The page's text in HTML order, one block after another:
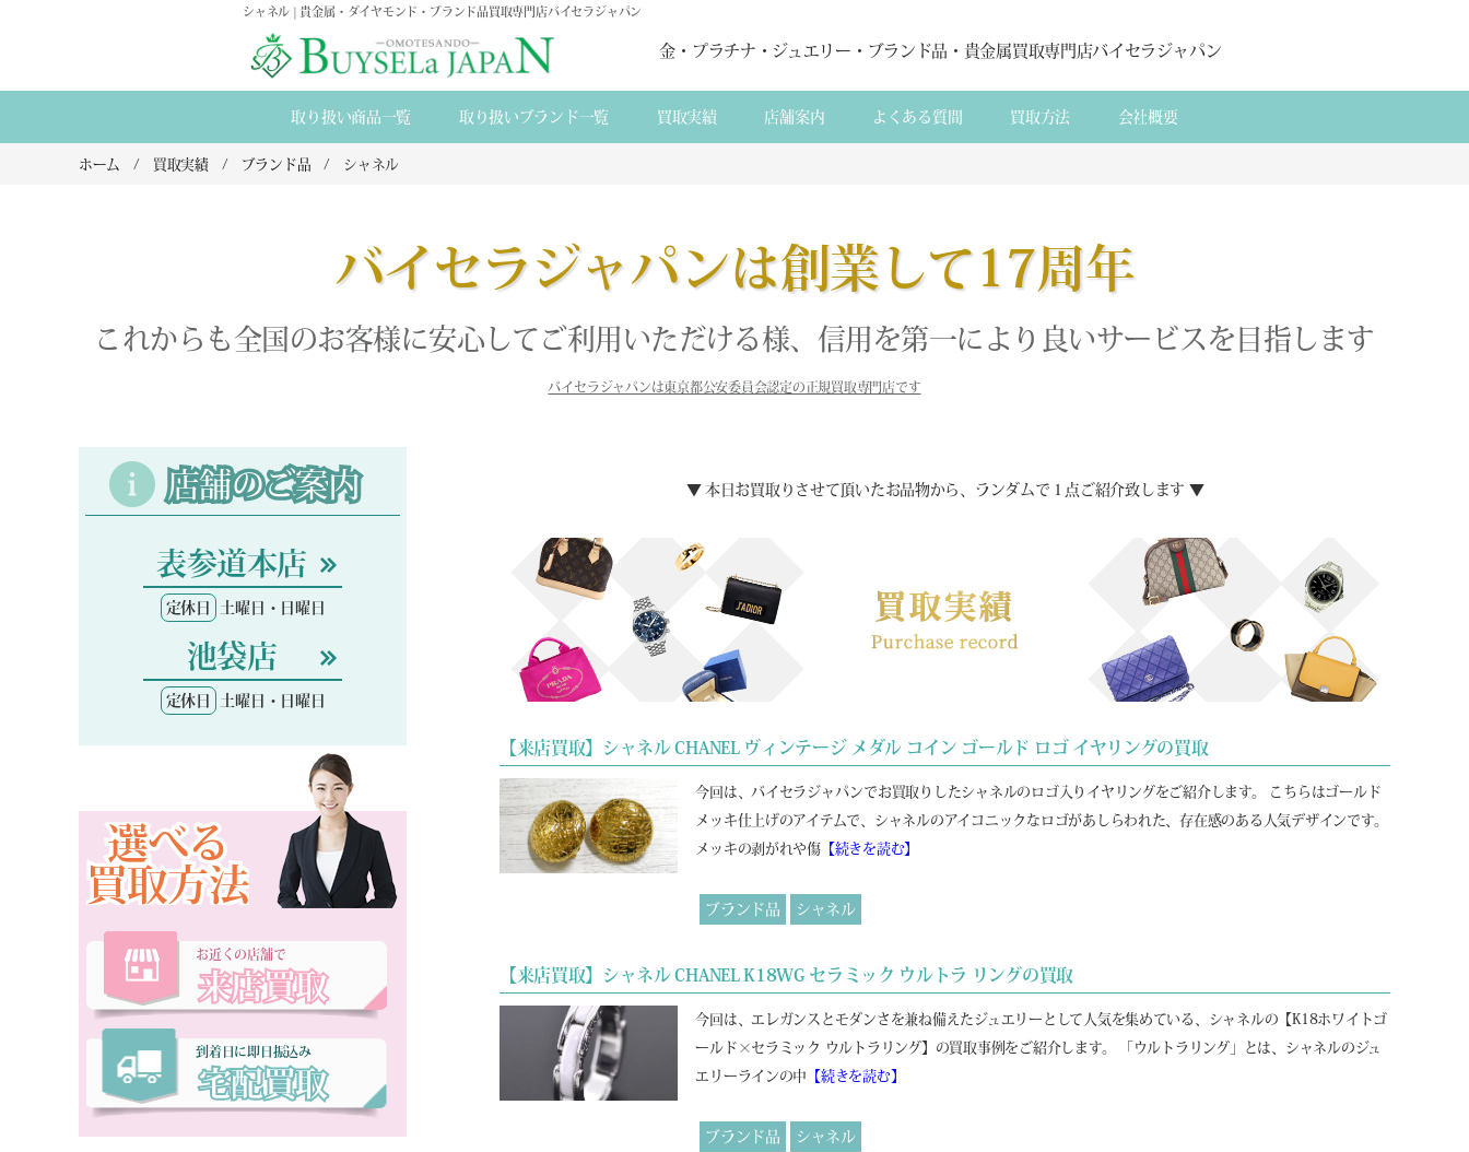
シャネル | 貴金属・ダイヤモンド・ブランド品買取専門店バイセラジャパン
金・プラチナ・ジュエリー・ブランド品・貴金属買取専門店バイセラジャパン
取り扱い商品一覧 取り扱いブランド一覧 買取実績 店舗案内 よくある質間 買取方法 会社概要
ホーム 買取実績 ブランド品 シャネル
バイセラジャパンは創業して17周年
これからも全国のお客様に安心してご利用いただける様、信用を第一により良いサービスを目指します
バイセラジャパンは東京都公安委員会認定の正規買取専門店です
▼ 本日お買取りさせて頂いたお品物から、ランダムで１点ご紹介致します ▼
【来店買取】シャネル CHANEL ヴィンテージ メダル コイン ゴールド ロゴ イヤリングの買取
今回は、バイセラジャパンでお買取りしたシャネルのロゴ入りイヤリングをご紹介します。 こちらはゴールド
メッキ仕上げのアイテムで、シャネルのアイコニックなロゴがあしらわれた、存在感のある人気デザインです。
メッキの剥がれや傷【続きを読む】
ブランド品 シャネル
【来店買取】シャネル CHANEL K18WG セラミック ウルトラ リングの買取
今回は、エレガンスとモダンさを兼ね備えたジュエリーとして人気を集めている、シャネルの【K18ホワイトゴ
ールド×セラミック ウルトラリング】の買取事例をご紹介します。 「ウルトラリング」とは、シャネルのジュ
エリーラインの中 【続きを読む】
ブランド品 シャネル
店舗のご案内
表参道本店
定休日 土曜日・日曜日
池袋店
定休日 土曜日・日曜日
選べる
買取方法
お近くの店舗で
来店買取
到着日に即日振込み
宅配買取